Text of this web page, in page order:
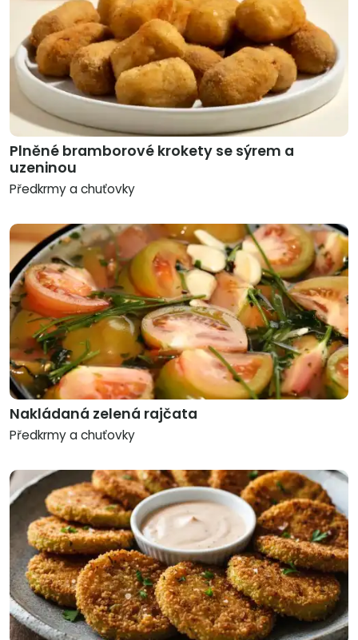
Plněné bramborové krokety se sýrem a
uzeninou
Předkrmy a chuťovky
Nakládaná zelená rajčata
Předkrmy a chuťovky